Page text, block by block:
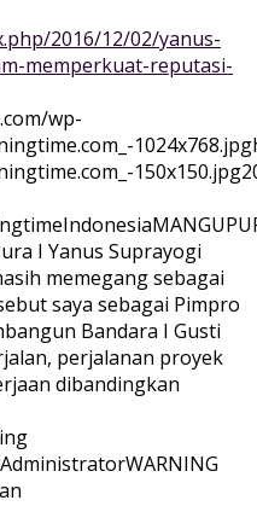
2016/12/02/yanus-
memperkuat-reputasi-
wp-
1024x768.jpg
150x150.jpg
Indonesia
I Yanus Suprayogi
memegang sebagai
saya sebagai Pimpro
Bandara I Gusti
perjalanan proyek
dibandingkan
AdministratorWARNING